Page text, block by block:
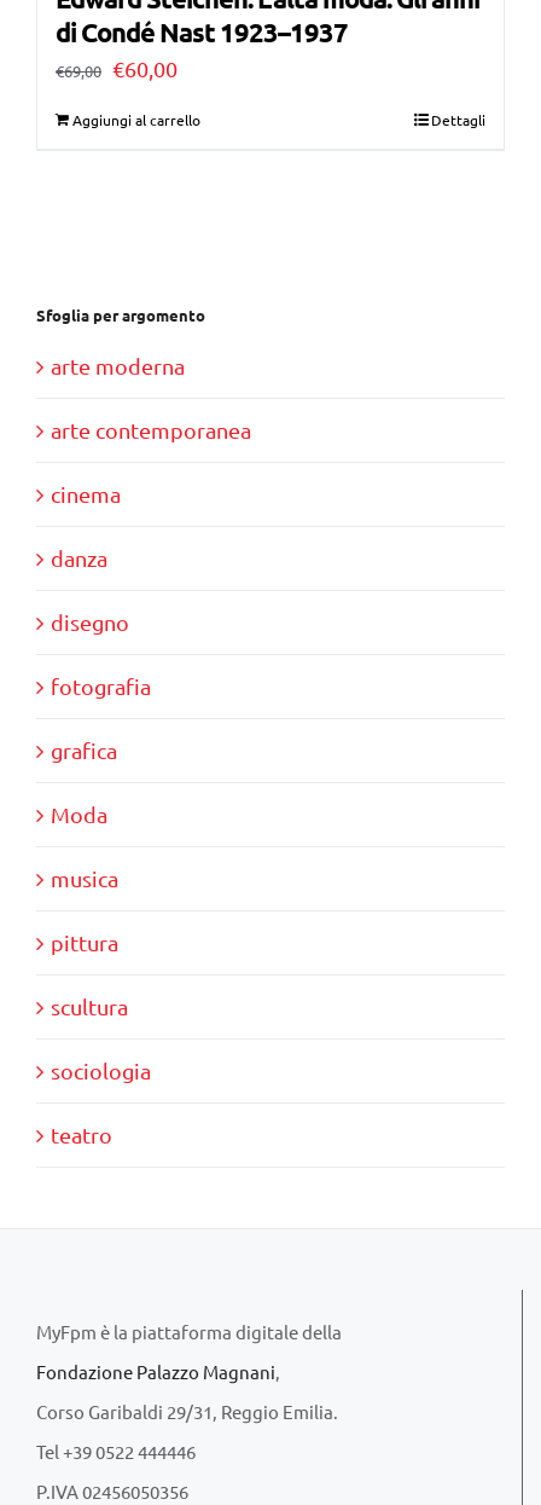
di Condé Nast 1923–1937
€69,00 Il
€60,00Il
Aggiungi al carrello Dettagli
Sfoglia per argomento
arte moderna
arte contemporanea
cinema
danza
disegno
fotografia
grafica
Moda
musica
pittura
scultura
sociologia
teatro
MyFpm è la piattaforma digitale della
Fondazione Palazzo Magnani,
Corso Garibaldi 29/31, Reggio Emilia.
Tel +39 0522 444446
P.IVA 02456050356